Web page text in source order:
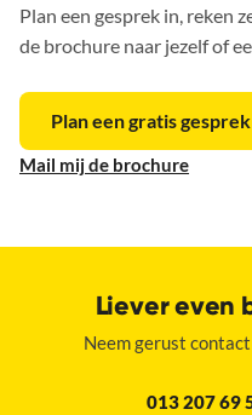
Plan een gesprek in, reken
de brochure naar jezelf of
Plan een gratis gesprek
Mail mij de brochure
Liever even
Neem gerust
013 207 69